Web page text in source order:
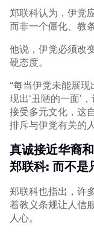
郑联科认为，伊党
而非一个僵化、教
他说，伊党必须改
硬态度。
“每当伊党未能展
现出‘丑陋的一面’
接受多元文化，这
排斥与伊党有关的
真诚接近华裔
郑联科: 而不是
郑联科也指出，许
着教义条规让人信
人心。